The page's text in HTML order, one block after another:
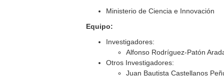
Ministerio de Ciencia e Innovación
Equipo:
Investigadores:
Alfonso Rodríguez-Patón
Otros Investigadores:
Juan Bautista Castellanos